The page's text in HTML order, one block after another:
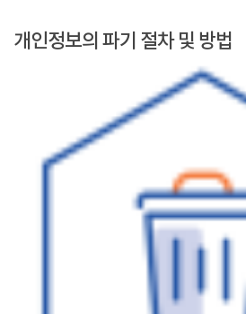
개인정보의 파기 절차 및 방법